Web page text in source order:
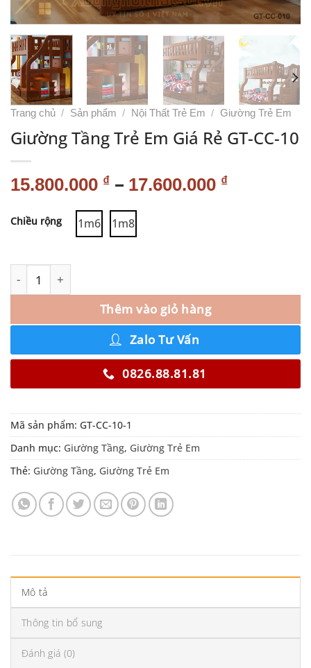
Trang chủ / Sản phẩm / Nội Thất Trẻ Em / Giường Trẻ Em
Giường Tầng Trẻ Em Giá Rẻ GT-CC-10
15.800.000 ₫ – 17.600.000 ₫
Chiều rộng 1m6 1m8
Thêm vào giỏ hàng
Zalo Tư Vấn
0826.88.81.81
Mã sản phẩm: GT-CC-10-1
Danh mục: Giường Tầng, Giường Trẻ Em
Thẻ: Giường Tầng, Giường Trẻ Em
Mô tả
Thông tin bổ sung
Đánh giá (0)